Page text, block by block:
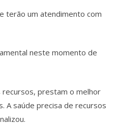
terão um atendimento com
neste momento de
recursos, prestam o melhor
A saúde precisa de recursos